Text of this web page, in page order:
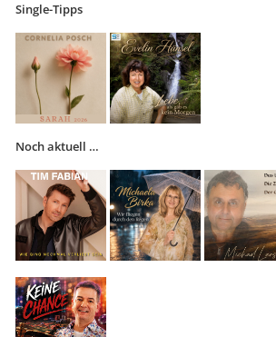
Single-Tipps
Noch aktuell …